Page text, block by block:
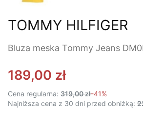
TOMMY HILFIGER
Bluza meska Tommy Jeans
189,00 zł
Cena regularna: 319,00 zł-41%
Najniższa cena z 30 dni przed obniżką: